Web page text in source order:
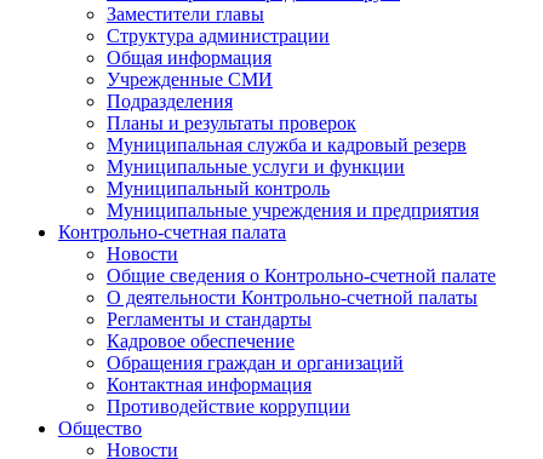
Заместители главы
Структура администрации
Общая информация
Учрежденные СМИ
Подразделения
Планы и результаты проверок
Муниципальная служба и кадровый резерв
Муниципальные услуги и функции
Муниципальный контроль
Муниципальные учреждения и предприятия
Контрольно-счетная палата
Новости
Общие сведения о Контрольно-счетной палате
О деятельности Контрольно-счетной палаты
Регламенты и стандарты
Кадровое обеспечение
Обращения граждан и организаций
Контактная информация
Противодействие коррупции
Общество
Новости